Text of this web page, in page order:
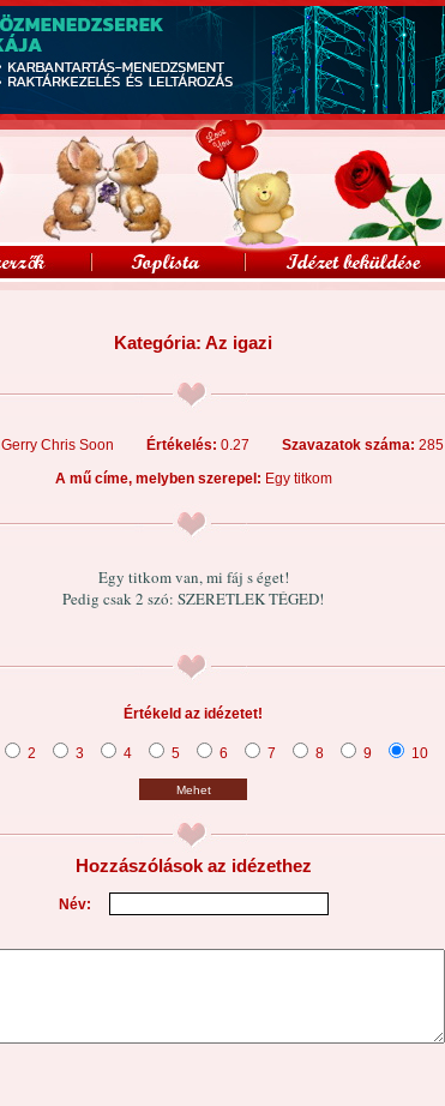
Kategória: Az igazi
Gerry Chris Soon Értékelés: 0.27 Szavazatok száma: 285
A mű címe, melyben szerepel: Egy titkom
Egy titkom van, mi fáj s éget!
Pedig csak 2 szó: SZERETLEK TÉGED!
Értékeld az idézetet!
2 3 4 5 6 7 8 9 10
Mehet
Hozzászólások az idézethez
Név: